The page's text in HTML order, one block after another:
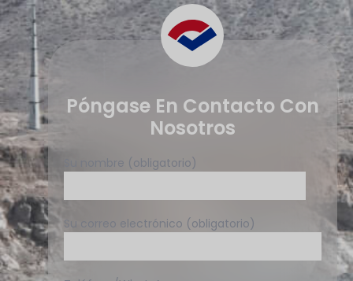
Póngase En Contacto Con
Nosotros
Su nombre (obligatorio)
Su correo electrónico (obligatorio)